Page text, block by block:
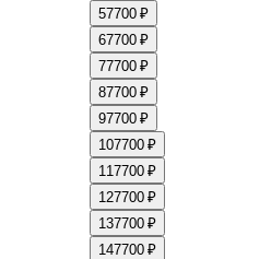
57700 ₽
67700 ₽
77700 ₽
87700 ₽
97700 ₽
107700 ₽
117700 ₽
127700 ₽
137700 ₽
147700 ₽